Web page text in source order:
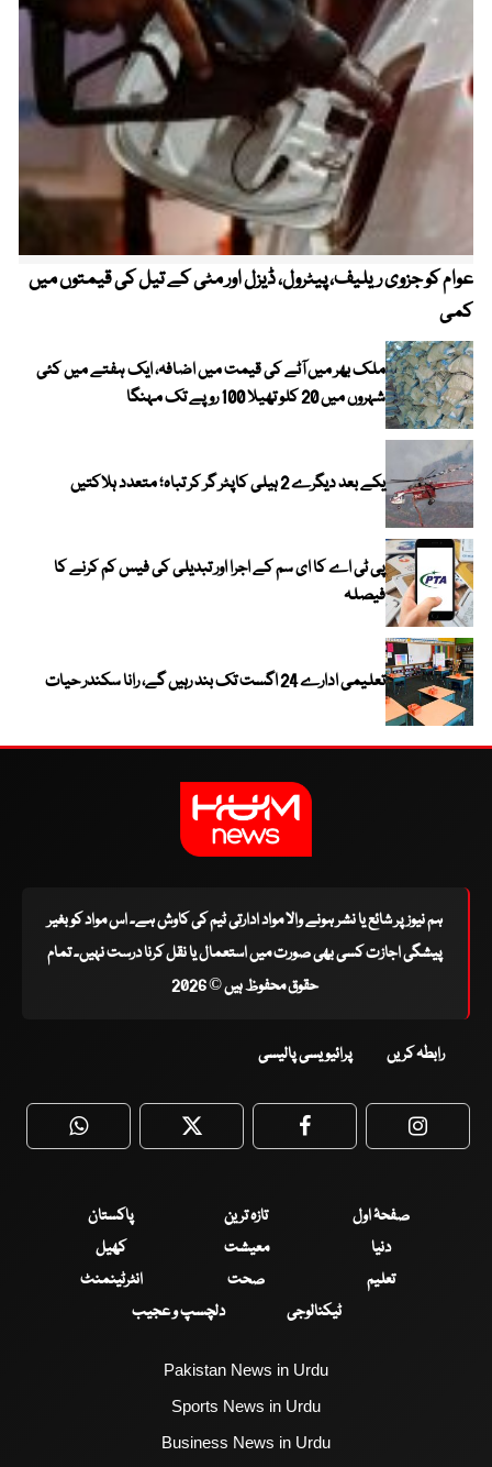
عوام کو جزوی ریلیف، پیٹرول، ڈیزل اور مٹی کے تیل کی قیمتوں میں
کمی
ملک بھر میں آٹے کی قیمت میں اضافہ، ایک ہفتے میں کئی
شہروں میں 20 کلو تھیلا 100 روپے تک مہنگا
یکے بعد دیگرے 2 ہیلی کاپٹر گر کر تباہ؛ متعدد ہلاکتیں
پی ٹی اے کا ای سم کے اجرا اور تبدیلی کی فیس کم کرنے کا
فیصلہ
تعلیمی ادارے 24 اگست تک بند رہیں گے، رانا سکندر حیات
ہم نیوز پر شائع یا نشر ہونے والا مواد ادارتی ٹیم کی کاوش ہے۔ اس مواد کو بغیر
پیشگی اجازت کسی بھی صورت میں استعمال یا نقل کرنا درست نہیں۔ تمام
حقوق محفوظ ہیں © 2026
رابطہ کریں پرائیویسی پالیسی
WhatsApp Twitter Facebook
صفحۂ اول تازہ ترین
پاکستان
دنیا
معیشت
کھیل
تعلیم
صحت
انٹرٹینمنٹ
ٹیکنالوجی
دلچسپ و عجیب
Pakistan News in Urdu
Sports News in Urdu
Business News in Urdu